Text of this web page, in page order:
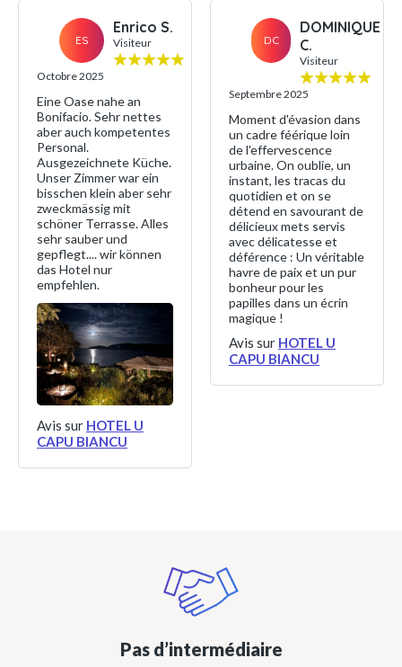
ES
Enrico S.
Visiteur
Octobre 2025
Eine Oase nahe an
Bonifacio. Sehr nettes
aber auch kompetentes
Personal.
Ausgezeichnete Küche.
Unser Zimmer war ein
bisschen klein aber sehr
zweckmässig mit
schöner Terrasse. Alles
sehr sauber und
gepflegt.... wir können
das Hotel nur
empfehlen.
Avis sur HOTEL U
CAPU BIANCU
DC
DOMINIQUE
C.
Visiteur
Septembre 2025
Moment d'évasion dans
un cadre féérique loin
de l'effervescence
urbaine. On oublie, un
instant, les tracas du
quotidien et on se
détend en savourant de
délicieux mets servis
avec délicatesse et
déférence : Un véritable
havre de paix et un pur
bonheur pour les
papilles dans un écrin
magique !
Avis sur HOTEL U
CAPU BIANCU
Pas d’intermédiaire